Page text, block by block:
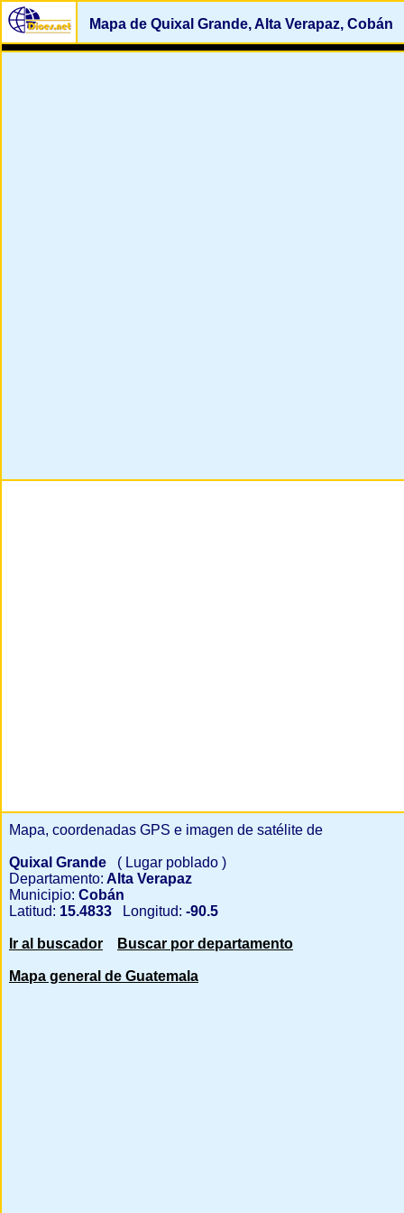
Mapa de Quixal Grande, Alta Verapaz, Cobán
Mapa, coordenadas GPS e imagen de satélite de
Quixal Grande
( Lugar poblado )
Departamento: Alta Verapaz
Municipio: Cobán
Latitud: 15.4833 Longitud: -90.5
Ir al buscador Buscar por departamento
Mapa general de Guatemala